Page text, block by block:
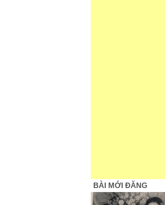
BÀI MỚI ĐĂNG